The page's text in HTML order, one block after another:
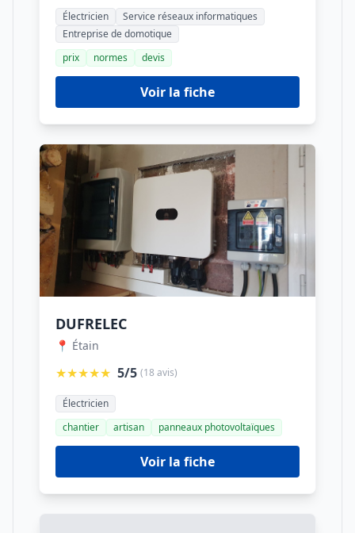
Électricien
Service réseaux informatiques
Entreprise de domotique
prix
normes devis
Voir la fiche
DUFRELEC
📍 Étain
★★★★★ 5/5 (18 avis)
Électricien
chantier
artisan panneaux photovoltaïques
Voir la fiche